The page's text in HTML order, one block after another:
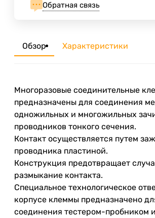
Обратная связь
Обзор Характеристики
Многоразовые соединительные
предназначены для соединения
одножильных и многожильных
проводников тонкого сечения.
Контакт осуществляется путем
проводника пластиной.
Конструкция предотвращает
размыкание контакта.
Специальное технологическое
корпусе клеммы предназначено
соединения тестером-пробником